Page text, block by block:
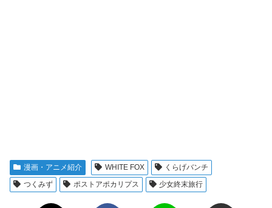
漫画・アニメ紹介 WHITE FOX
くらげバンチ
つくみず
ポストアポカリプス 少女終末旅行